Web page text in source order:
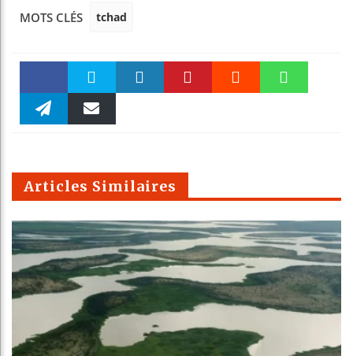
MOTS CLÉS tchad
Faceboo Twitter
m
Articles Similaires